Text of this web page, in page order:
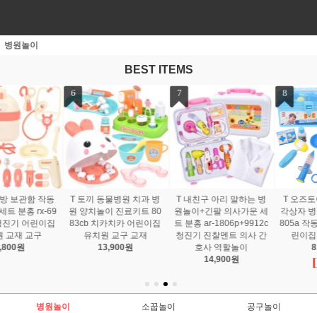
병원놀이
BEST ITEMS
T 내친구 아리 말하는 병
원놀이+긴팔 의사가운 세
트 분홍 ar-1806p+9912c
청진기 진찰멘트 의사 간
8
T 오즈토이 키즈닥터 사
각상자 병원놀이 파랑 rx-
805a 작동청진기 의사 어
린이집 유치원 교구
9
T 오즈토이 키즈닥터 사
각상자 병원놀이 분홍 rx-
605a 작동청진기 의사 어
린이집 유치원 교구
병원놀이 소꿉놀이 공구놀이